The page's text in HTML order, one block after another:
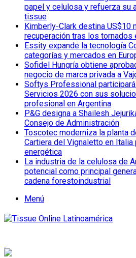
papel y celulosa y refuerza su
tissue
Kimberly-Clark destina US$10
recuperación tras los tornados
Essity expande la tecnología
categorías y mercados en
Sofidel Hungría obtiene
negocio de marca privada a
Softys Professional
Servicios 2026 con sus
profesional en Argentina
P&G designa a Shailesh
Consejo de Administración
Toscotec moderniza la planta
Cartiera del Vignaletto en
energética
La industria de la celulosa de
potencial como principal
cadena forestoindustrial
Menú